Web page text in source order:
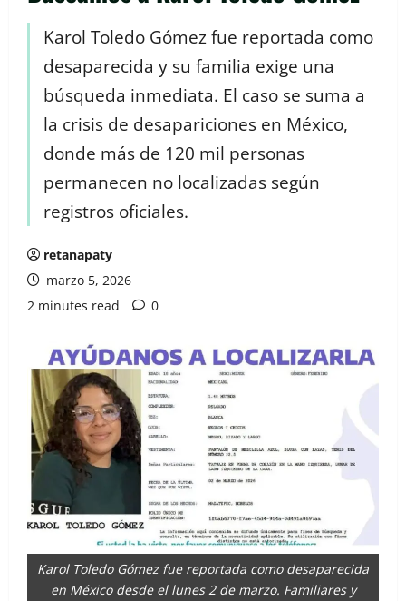
Karol Toledo Gómez fue reportada como
desaparecida y su familia exige una
búsqueda inmediata. El caso se suma a
la crisis de desapariciones en México,
donde más de 120 mil personas
permanecen no localizadas según
registros oficiales.
retanapaty
marzo 5, 2026
2 minutes read
0
Karol Toledo Gómez fue reportada como desaparecida
en México desde el lunes 2 de marzo. Familiares y